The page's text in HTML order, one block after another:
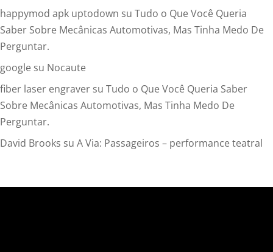
happymod apk uptodown su Tudo o Que Você Queria
Saber Sobre Mecânicas Automotivas, Mas Tinha Medo De
Perguntar.
google su Nocaute
fiber laser engraver su Tudo o Que Você Queria Saber
Sobre Mecânicas Automotivas, Mas Tinha Medo De
Perguntar.
David Brooks su A Via: Passageiros – performance teatral